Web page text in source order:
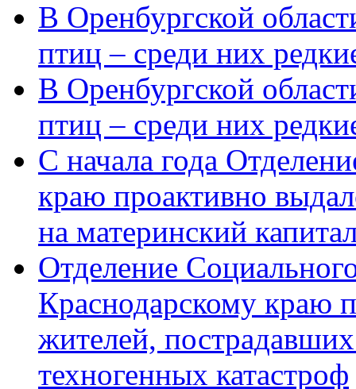
В Оренбургской
птиц – среди них
В Оренбургской
птиц – среди них
С начала года
краю проактивно
на материнский
Отделение
Краснодарскому краю
жителей,
техногенных катастроф